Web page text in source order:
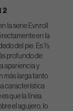
2
la serie Evnroll
en la
del pie. Es ½
profundo de
apariencia y
más larga tanto
característica
que la línea
el agujero, lo